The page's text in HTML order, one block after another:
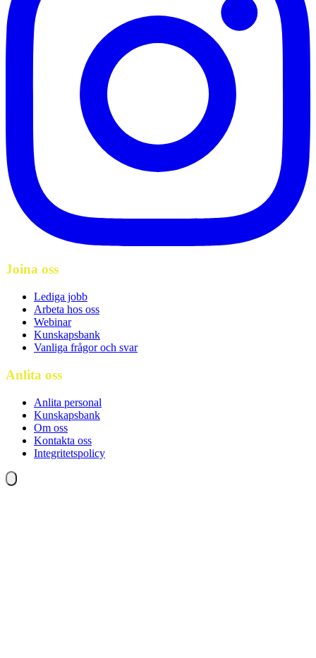
Joina oss
Lediga jobb
Arbeta hos oss
Webinar
Kunskapsbank
Vanliga frågor och svar
Anlita oss
Anlita personal
Kunskapsbank
Om oss
Kontakta oss
Integritetspolicy